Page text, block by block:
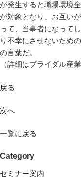
が発生すると職場環境
が対象となり、お互い
って、当事者になって
り不幸にさせないため
の言葉だ。
（詳細はブライダル産
戻る
次へ
一覧に戻る
Category
セミナー案内